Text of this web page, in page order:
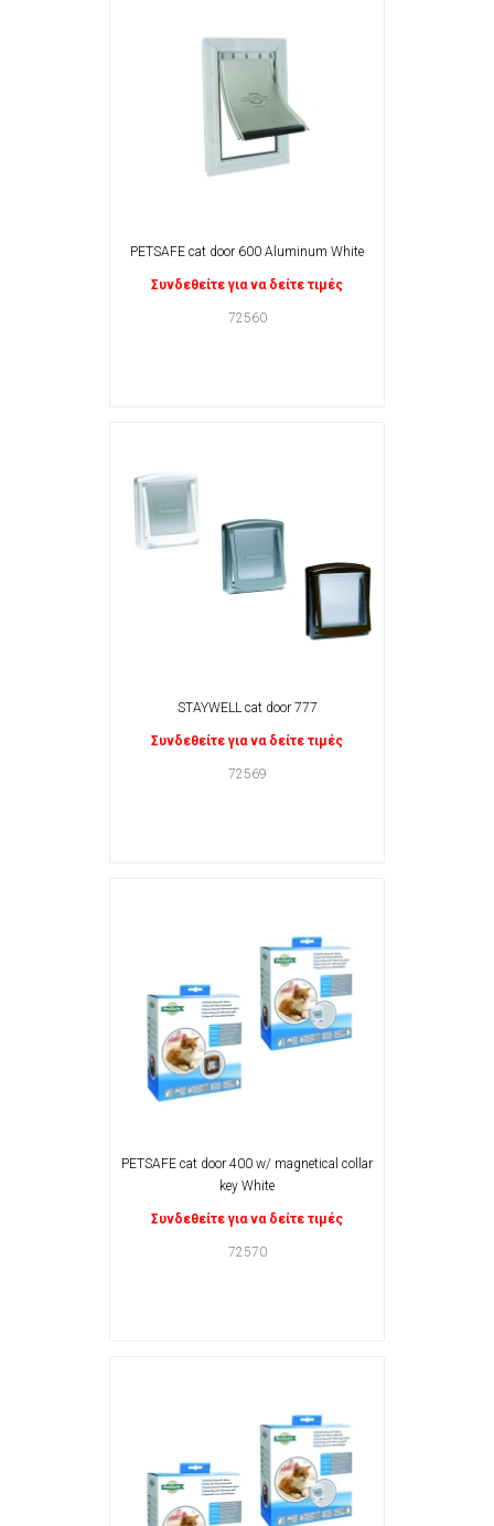
PETSAFE cat door 600 Aluminum White
Συνδεθείτε για να δείτε τιμές
72560
STAYWELL cat door 777
Συνδεθείτε για να δείτε τιμές
72569
PETSAFE cat door 400 w/ magnetical collar
key White
Συνδεθείτε για να δείτε τιμές
72570